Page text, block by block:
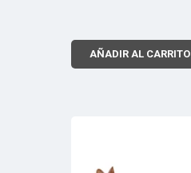
AÑADIR AL CARRITO